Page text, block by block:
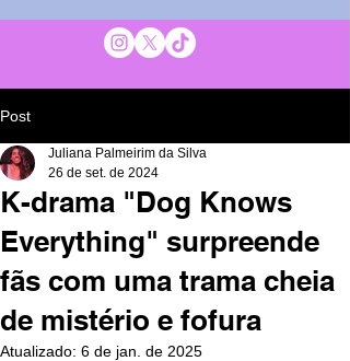
Post
K-drama "Dog Knows
Everything" surpreende
fãs com uma trama cheia
de mistério e fofura
Juliana Palmeirim da Silva
26 de set. de 2024
Atualizado: 6 de jan. de 2025